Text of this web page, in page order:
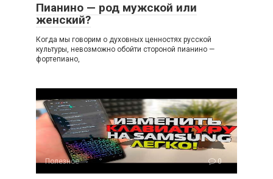
Пианино — род мужской или
женский?
Когда мы говорим о духовных ценностях русской
культуры, невозможно обойти стороной пианино —
фортепиано,
Полезное 0